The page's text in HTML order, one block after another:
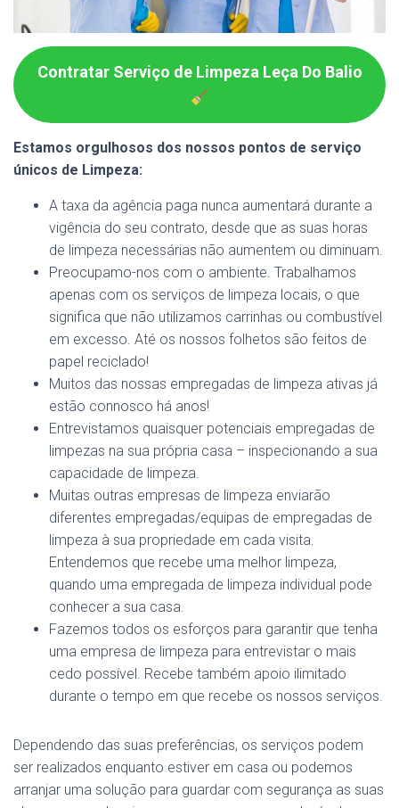
Contratar Serviço de Limpeza Leça Do Balio
Estamos orgulhosos dos nossos pontos de serviço
únicos de Limpeza:
A taxa da agência paga nunca aumentará durante a
vigência do seu contrato, desde que as suas horas
de limpeza necessárias não aumentem ou diminuam.
Preocupamo-nos com o ambiente. Trabalhamos
apenas com os serviços de limpeza locais, o que
significa que não utilizamos carrinhas ou combustível
em excesso. Até os nossos folhetos são feitos de
papel reciclado!
Muitos das nossas empregadas de limpeza ativas já
estão connosco há anos!
Entrevistamos quaisquer potenciais empregadas de
limpezas na sua própria casa – inspecionando a sua
capacidade de limpeza.
Muitas outras empresas de limpeza enviarão
diferentes empregadas/equipas de empregadas de
limpeza à sua propriedade em cada visita.
Entendemos que recebe uma melhor limpeza,
quando uma empregada de limpeza individual pode
conhecer a sua casa.
Fazemos todos os esforços para garantir que tenha
uma empresa de limpeza para entrevistar o mais
cedo possível. Recebe também apoio ilimitado
durante o tempo em que recebe os nossos serviços.
Dependendo das suas preferências, os serviços podem
ser realizados enquanto estiver em casa ou podemos
arranjar uma solução para guardar com segurança as suas